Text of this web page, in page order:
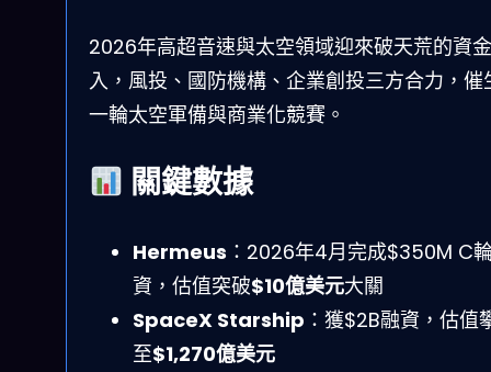
2026年高超音速與太空領域迎來破天荒的資
入，風投、國防機構、企業創投三方合力，催
一輪太空軍備與商業化競賽。
關鍵數據
Hermeus ：2026年4月完成$350M C
資，估值突破$10億美元大關
SpaceX Starship ：獲$2B融資，估值
至$1,270億美元